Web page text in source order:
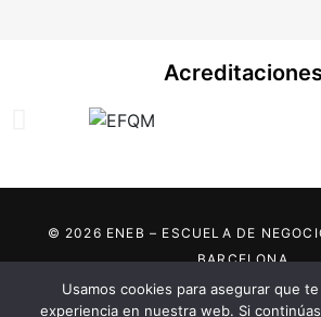
© 2026 ENEB – ESCUELA DE
BARCELONA
Marca registrada por:
Usamos cookies para asegurar que
experiencia en nuestra web. Si